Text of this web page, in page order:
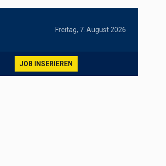
Freitag, 7. August 2026
JOB INSERIEREN